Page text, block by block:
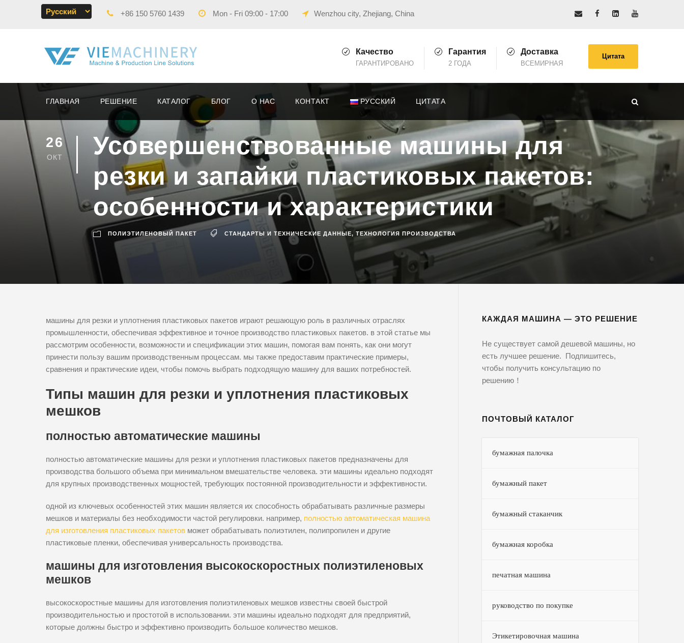
+86 150 5760 1439 Mon - Fri 09:00 - 17:00 Wenzhou city, Zhejiang, China
Качество
ГАРАНТИРОВАНО
Гарантия
2 ГОДА
Доставка
ВСЕМИРНАЯ
Цитата
ГЛАВНАЯ РЕШЕНИЕ КАТАЛОГ БЛОГ О НАС КОНТАКТ РУССКИЙ ЦИТАТА
26
ОКТ
Усовершенствованные машины для
резки и запайки пластиковых пакетов:
особенности и характеристики
ПОЛИЭТИЛЕНОВЫЙ ПАКЕТ СТАНДАРТЫ И ТЕХНИЧЕСКИЕ ДАННЫЕ, ТЕХНОЛОГИЯ ПРОИЗВОДСТВА
машины для резки и уплотнения пластиковых пакетов играют решающую роль в различных отраслях
промышленности, обеспечивая эффективное и точное производство пластиковых пакетов. в этой статье мы
рассмотрим особенности, возможности и спецификации этих машин, помогая вам понять, как они могут
принести пользу вашим производственным процессам. мы также предоставим практические примеры,
сравнения и практические идеи, чтобы помочь выбрать подходящую машину для ваших потребностей.
Типы машин для резки и уплотнения пластиковых
мешков
полностью автоматические машины
полностью автоматические машины для резки и уплотнения пластиковых пакетов предназначены для
производства большого объема при минимальном вмешательстве человека. эти машины идеально подходят
для крупных производственных мощностей, требующих постоянной производительности и эффективности.
одной из ключевых особенностей этих машин является их способность обрабатывать различные размеры
мешков и материалы без необходимости частой регулировки. например, полностью автоматическая машина
для изготовления пластиковых пакетов может обрабатывать полиэтилен, полипропилен и другие
пластиковые пленки, обеспечивая универсальность производства.
машины для изготовления высокоскоростных полиэтиленовых
мешков
высокоскоростные машины для изготовления полиэтиленовых мешков известны своей быстрой
производительностью и простотой в использовании. эти машины идеально подходят для предприятий,
которые должны быстро и эффективно производить большое количество мешков.
КАЖДАЯ МАШИНА — ЭТО РЕШЕНИЕ
Не существует самой дешевой машины, но
есть лучшее решение. Подпишитесь,
чтобы получить консультацию по
решению！
ПОЧТОВЫЙ КАТАЛОГ
бумажная палочка
бумажный пакет
бумажный стаканчик
бумажная коробка
печатная машина
руководство по покупке
Этикетировочная машина